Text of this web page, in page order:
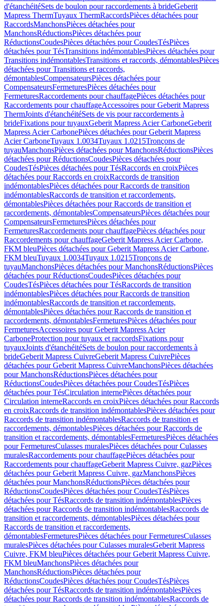
d'étanchéitéSets de boulon pour raccordements à brideGeberit
Mapress ThermTuyaux ThermRaccordsPièces détachées pour
RaccordsManchonsPièces détachées pour
ManchonsRéductionsPièces détachées pour
RéductionsCoudesPièces détachées pour CoudesTésPièces
détachées pour TésTransitions indémontablesPièces détachées pour
Transitions indémontablesTransitions et raccords, démontablesPièces
détachées pour Transitions et raccords,
démontablesCompensateursPièces détachées pour
CompensateursFermeturesPièces détachées pour
FermeturesRaccordements pour chauffagePièces détachées pour
Raccordements pour chauffageAccessoires pour Geberit Mapress
ThermJoints d'étanchéitéSets de vis pour raccordements à
brideFixations pour tuyauxGeberit Mapress Acier CarboneGeberit
Mapress Acier CarbonePièces détachées pour Geberit Mapress
Acier CarboneTuyaux 1.0034Tuyaux 1.0215Tronçons de
tuyauManchonsPièces détachées pour ManchonsRéductionsPièces
détachées pour RéductionsCoudesPièces détachées pour
CoudesTésPièces détachées pour TésRaccords en croixPièces
détachées pour Raccords en croixRaccords de transition
indémontablesPièces détachées pour Raccords de transition
indémontablesRaccords de transition et raccordements,
démontablesPièces détachées pour Raccords de transition et
raccordements, démontablesCompensateursPièces détachées pour
CompensateursFermeturesPièces détachées pour
FermeturesRaccordements pour chauffagePièces détachées pour
Raccordements pour chauffageGeberit Mapress Acier Carbone,
FKM bleuPièces détachées pour Geberit Mapress Acier Carbone,
FKM bleuTuyaux 1.0034Tuyaux 1.0215Tronçons de
tuyauManchonsPièces détachées pour ManchonsRéductionsPièces
détachées pour RéductionsCoudesPièces détachées pour
CoudesTésPièces détachées pour TésRaccords de transition
indémontablesPièces détachées pour Raccords de transition
indémontablesRaccords de transition et raccordements,
démontablesPièces détachées pour Raccords de transition et
raccordements, démontablesFermeturesPièces détachées pour
FermeturesAccessoires pour Geberit Mapress Acier
CarboneProtection pour tuyaux et raccordsFixations pour
tuyauxJoints d'étanchéitéSets de boulon pour raccordements à
brideGeberit Mapress CuivreGeberit Mapress CuivrePièces
détachées pour Geberit Mapress CuivreManchonsPièces détachées
pour ManchonsRéductionsPièces détachées pour
RéductionsCoudesPièces détachées pour CoudesTésPièces
détachées pour TésCirculation internePièces détachées pour
Circulation interneRaccords en croixPièces détachées pour Raccords
en croixRaccords de transition indémontablesPièces détachées pour
Raccords de transition indémontablesRaccords de transition et
raccordements, démontablesPièces détachées pour Raccords de
transition et raccordements, démontablesFermeturesPièces détachées
pour FermeturesCulasses muralesPièces détachées pour Culasses
muralesRaccordements pour chauffagePièces détachées pour
Raccordements pour chauffageGeberit Mapress Cuivre, gazPièces
détachées pour Geberit Mapress Cuivre, gazManchonsPièces
détachées pour ManchonsRéductionsPièces détachées pour
RéductionsCoudesPièces détachées pour CoudesTésPièces
détachées pour TésRaccords de transition indémontablesPièces
détachées pour Raccords de transition indémontablesRaccords de
transition et raccordements, démontablesPièces détachées pour
Raccords de transition et raccordements,
démontablesFermeturesPièces détachées pour FermeturesCulasses
muralesPièces détachées pour Culasses muralesGeberit Mapress
Cuivre, FKM bleuPièces détachées pour Geberit Mapress Cuivre,
FKM bleuManchonsPièces détachées pour
ManchonsRéductionsPièces détachées pour
RéductionsCoudesPièces détachées pour CoudesTésPièces
détachées pour TésRaccords de transition indémontablesPièces
détachées pour Raccords de transition indémontablesRaccords de